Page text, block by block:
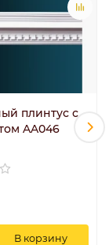
плинтус с
AA046
В корзину